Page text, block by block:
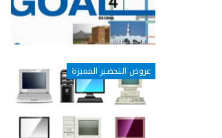
عروض التحضير المميزة